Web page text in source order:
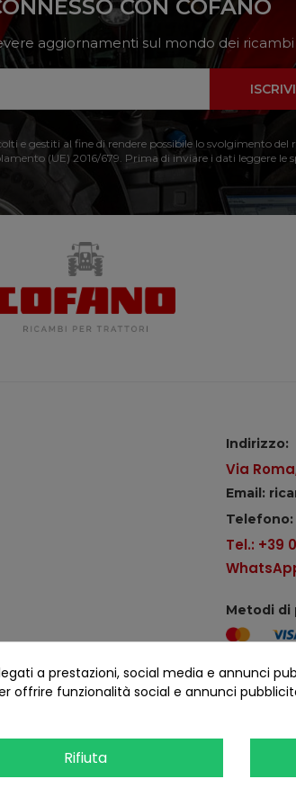
CON COFANO
aggiornamenti sul mondo dei
e gestiti al fine di rendere possibile lo svolgimento
(UE) 2016/679. Prima di inviare i dati leggere le
Indirizzo:
Via
Email:
Telefono:
Tel.: +39
Metodi di
Seguici
- P.IVA 01254650748 - TUTTI I DIRITTI RISERVATI
a prestazioni, social media e annunci
offrire funzionalità social e annunci
Rifiuta